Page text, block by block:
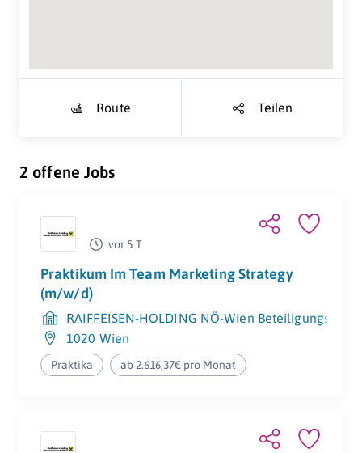
Route Teilen
2 offene Jobs
vor 5 T
Praktikum Im Team Marketing Strategy
(m/w/d)
RAIFFEISEN-HOLDING NÖ-Wien Beteiligungs
1020 Wien
Praktika ab 2.616,37€ pro Monat